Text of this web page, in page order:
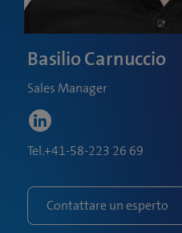
Basilio Carnuccio
Sales Manager
a
p
r
e
u
Tel.+41-58-223 26 69
Contattare un esperto